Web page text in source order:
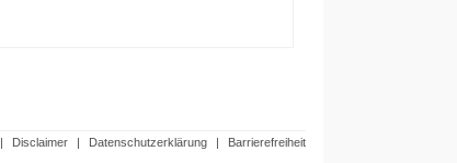
| Disclaimer | Datenschutzerklärung | Barrierefreiheit